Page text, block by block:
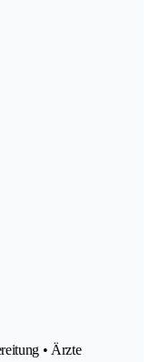
• Ärzte